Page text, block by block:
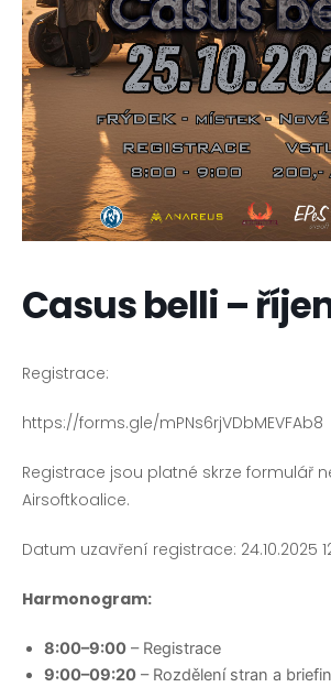
Casus belli –
Registrace:
https://forms.gle/mPNs6rjVDbMEVFAb8
Registrace jsou platné skrze formulář
Airsoftkoalice.
Datum uzavření registrace: 24.10.2025
Harmonogram:
8:00–9:00 – Registrace
9:00–09:20 – Rozdělení stran a